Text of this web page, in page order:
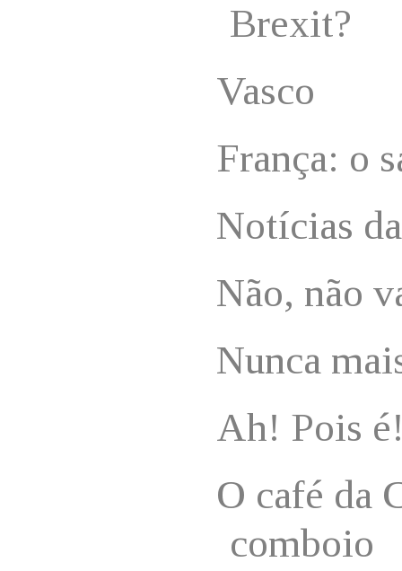
Brexit?
Vasco
França: o
Notícias
Não, não
Nunca
Ah! Pois
O café da
comboio